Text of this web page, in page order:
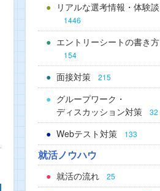
リアルな選考情報・体験談
1446
エントリーシートの書き方
154
面接対策 215
グループワーク・
ディスカッション対策
32
Webテスト対策 133
就活ノウハウ
就活の流れ 25